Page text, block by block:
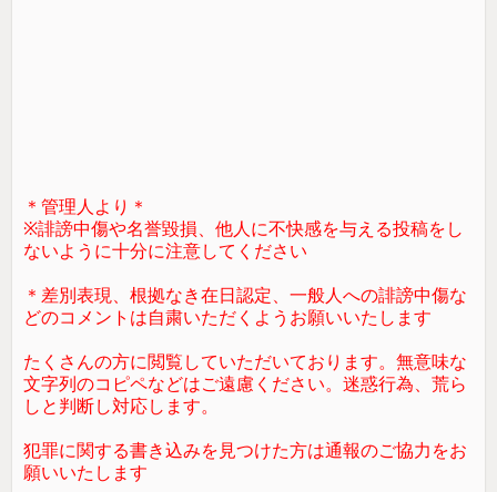
＊管理人より＊
※誹謗中傷や名誉毀損、他人に不快感を与える投稿をし
ないように十分に注意してください
＊差別表現、根拠なき在日認定、一般人への誹謗中傷な
どのコメントは自粛いただくようお願いいたします
たくさんの方に閲覧していただいております。無意味な
文字列のコピペなどはご遠慮ください。迷惑行為、荒ら
しと判断し対応します。
犯罪に関する書き込みを見つけた方は通報のご協力をお
願いいたします